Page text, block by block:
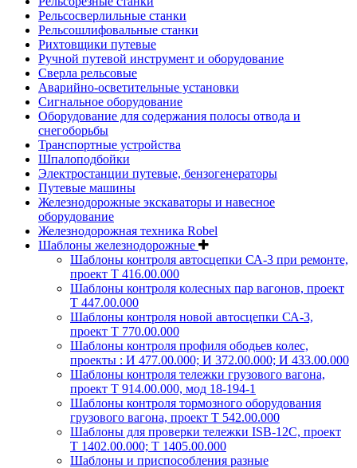
Рельсосверлильные станки
Рельсошлифовальные станки
Рихтовщики путевые
Ручной путевой инструмент и оборудование
Сверла рельсовые
Аварийно-осветительные установки
Сигнальное оборудование
Оборудование для содержания полосы отвода и
снегоборьбы
Транспортные устройства
Шпалоподбойки
Электростанции путевые, бензогенераторы
Путевые машины
Железнодорожные экскаваторы и навесное
оборудование
Железнодорожная техника Robel
Шаблоны железнодорожные
Шаблоны контроля автосцепки СА-3 при ремонте,
проект Т 416.00.000
Шаблоны контроля колесных пар вагонов, проект
Т 447.00.000
Шаблоны контроля новой автосцепки СА-3,
проект Т 770.00.000
Шаблоны контроля профиля ободьев колес,
проекты : И 477.00.000; И 372.00.000; И 433.00.000
Шаблоны контроля тележки грузового вагона,
проект Т 914.00.000, мод 18-194-1
Шаблоны контроля тормозного оборудования
грузового вагона, проект Т 542.00.000
Шаблоны для проверки тележки ISB-12C, проект
Т 1402.00.000; Т 1405.00.000
Шаблоны и приспособления разные